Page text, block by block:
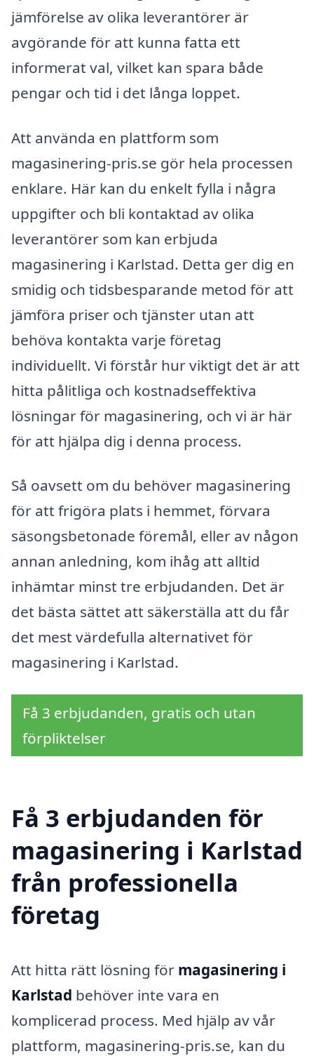
jämförelse av olika leverantörer är
avgörande för att kunna fatta ett
informerat val, vilket kan spara både
pengar och tid i det långa loppet.
Att använda en plattform som
magasinering-pris.se gör hela processen
enklare. Här kan du enkelt fylla i några
uppgifter och bli kontaktad av olika
leverantörer som kan erbjuda
magasinering i Karlstad. Detta ger dig en
smidig och tidsbesparande metod för att
jämföra priser och tjänster utan att
behöva kontakta varje företag
individuellt. Vi förstår hur viktigt det är att
hitta pålitliga och kostnadseffektiva
lösningar för magasinering, och vi är här
för att hjälpa dig i denna process.
Så oavsett om du behöver magasinering
för att frigöra plats i hemmet, förvara
säsongsbetonade föremål, eller av någon
annan anledning, kom ihåg att alltid
inhämtar minst tre erbjudanden. Det är
det bästa sättet att säkerställa att du får
det mest värdefulla alternativet för
magasinering i Karlstad.
Få 3 erbjudanden, gratis och utan
förpliktelser
Få 3 erbjudanden för
magasinering i Karlstad
från professionella
företag
Att hitta rätt lösning för magasinering i
Karlstad behöver inte vara en
komplicerad process. Med hjälp av vår
plattform, magasinering-pris.se, kan du